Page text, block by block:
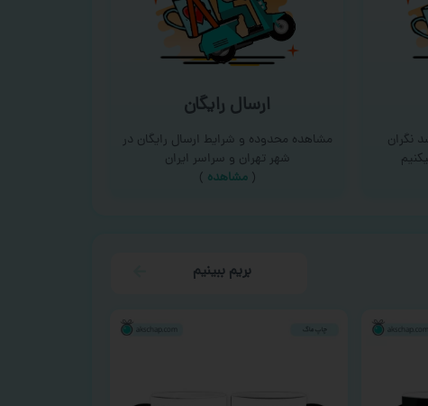
نگران
ارسال رایگان
مشاهده محدوده و شرایط ارسال رایگان در
شهر تهران و سراسر ایران
(مشاهده )
بریم ببینیم